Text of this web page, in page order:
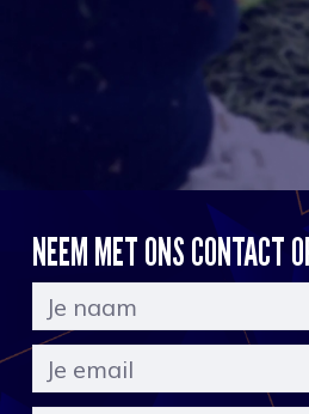
NEEM MET ONS CONTACT